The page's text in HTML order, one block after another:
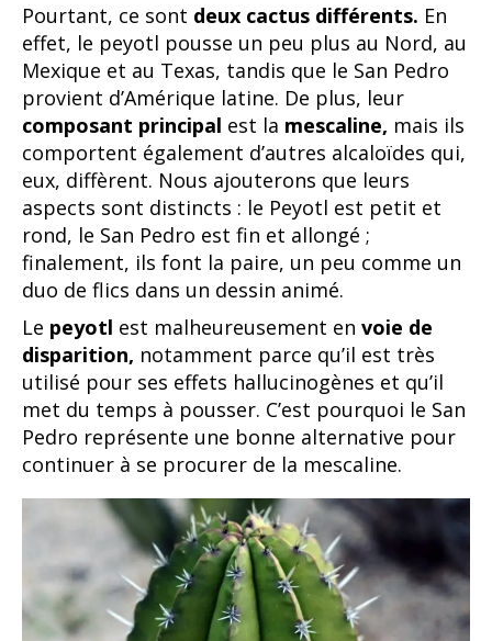
Pourtant, ce sont deux cactus différents. En
effet, le peyotl pousse un peu plus au Nord, au
Mexique et au Texas, tandis que le San Pedro
provient d’Amérique latine. De plus, leur
composant principal est la mescaline, mais ils
comportent également d’autres alcaloïdes qui,
eux, diffèrent. Nous ajouterons que leurs
aspects sont distincts : le Peyotl est petit et
rond, le San Pedro est fin et allongé ;
finalement, ils font la paire, un peu comme un
duo de flics dans un dessin animé.
Le peyotl est malheureusement en voie de
disparition, notamment parce qu’il est très
utilisé pour ses effets hallucinogènes et qu’il
met du temps à pousser. C’est pourquoi le San
Pedro représente une bonne alternative pour
continuer à se procurer de la mescaline.